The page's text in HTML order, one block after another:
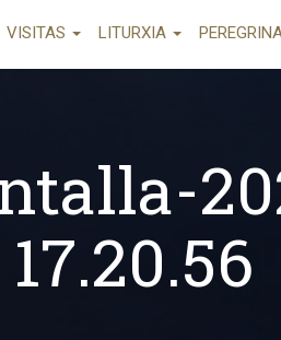
VISITAS LITURXIA
17.20.56